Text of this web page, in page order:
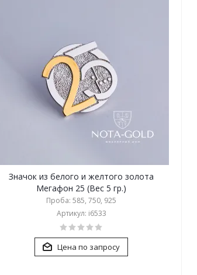
Значок из белого и желтого золота
Мегафон 25 (Вес 5 гр.)
Проба: 585, 750, 925
Артикул: i6533
Цена по запросу